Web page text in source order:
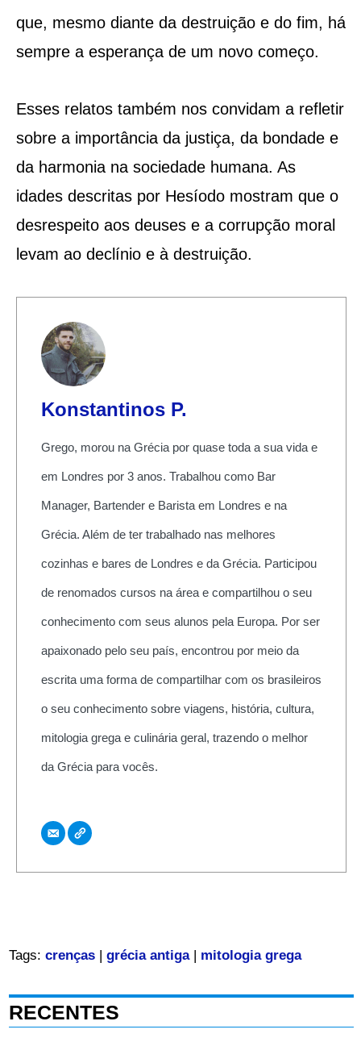
que, mesmo diante da destruição e do fim, há
sempre a esperança de um novo começo.
Esses relatos também nos convidam a refletir
sobre a importância da justiça, da bondade e
da harmonia na sociedade humana. As
idades descritas por Hesíodo mostram que o
desrespeito aos deuses e a corrupção moral
levam ao declínio e à destruição.
Konstantinos P.
Grego, morou na Grécia por quase toda a sua vida e
em Londres por 3 anos. Trabalhou como Bar
Manager, Bartender e Barista em Londres e na
Grécia. Além de ter trabalhado nas melhores
cozinhas e bares de Londres e da Grécia. Participou
de renomados cursos na área e compartilhou o seu
conhecimento com seus alunos pela Europa. Por ser
apaixonado pelo seu país, encontrou por meio da
escrita uma forma de compartilhar com os brasileiros
o seu conhecimento sobre viagens, história, cultura,
mitologia grega e culinária geral, trazendo o melhor
da Grécia para vocês.
Tags: crenças| grécia antiga| mitologia grega
RECENTES